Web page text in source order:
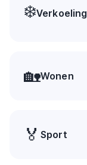
❄️Verkoeling
🏡Wonen
🏅 Sport